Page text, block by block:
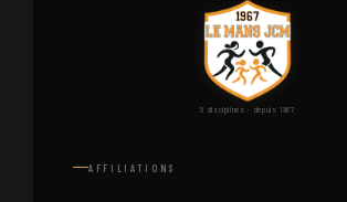
5 disciplines · depuis 1967
AFFILIATIONS